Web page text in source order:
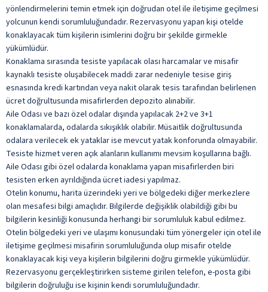
ile belirtilen özellikler ücretlidir.
yönlendirmelerini temin etmek için doğrudan otel ile iletişime geçilmesi
yolcunun kendi sorumluluğundadır. Rezervasyonu yapan kişi otelde
konaklayacak tüm kişilerin isimlerini doğru bir şekilde girmekle
yükümlüdür.
Konaklama sırasında tesiste yapılacak olası harcamalar ve misafir
kaynaklı tesiste oluşabilecek maddi zarar nedeniyle tesise giriş
esnasında kredi kartından veya nakit olarak tesis tarafından belirlenen
ücret doğrultusunda misafirlerden depozito alınabilir.
Aile Odası ve bazı özel odalar dışında yapılacak 2+2 ve 3+1
konaklamalarda, odalarda sıkışıklık olabilir. Müsaitlik doğrultusunda
odalara verilecek ek yataklar ise mevcut yatak konforunda olmayabilir.
Tesiste hizmet veren açık alanların kullanımı mevsim koşullarına bağlı.
Aile Odası gibi özel odalarda konaklama yapan misafirlerden biri
tesisten erken ayrıldığında ücret iadesi yapılmaz.
Otelin konumu, harita üzerindeki yeri ve bölgedeki diğer merkezlere
olan mesafesi bilgi amaçlıdır. Bilgilerde değişiklik olabildiği gibi bu
bilgilerin kesinliği konusunda herhangi bir sorumluluk kabul edilmez.
Otelin bölgedeki yeri ve ulaşımı konusundaki tüm yönergeler için otel ile
iletişime geçilmesi misafirin sorumluluğunda olup misafir otelde
konaklayacak kişi veya kişilerin bilgilerini doğru girmekle yükümlüdür.
Rezervasyonu gerçekleştirirken sisteme girilen telefon, e-posta gibi
bilgilerin doğruluğu ise kişinin kendi sorumluluğundadır.